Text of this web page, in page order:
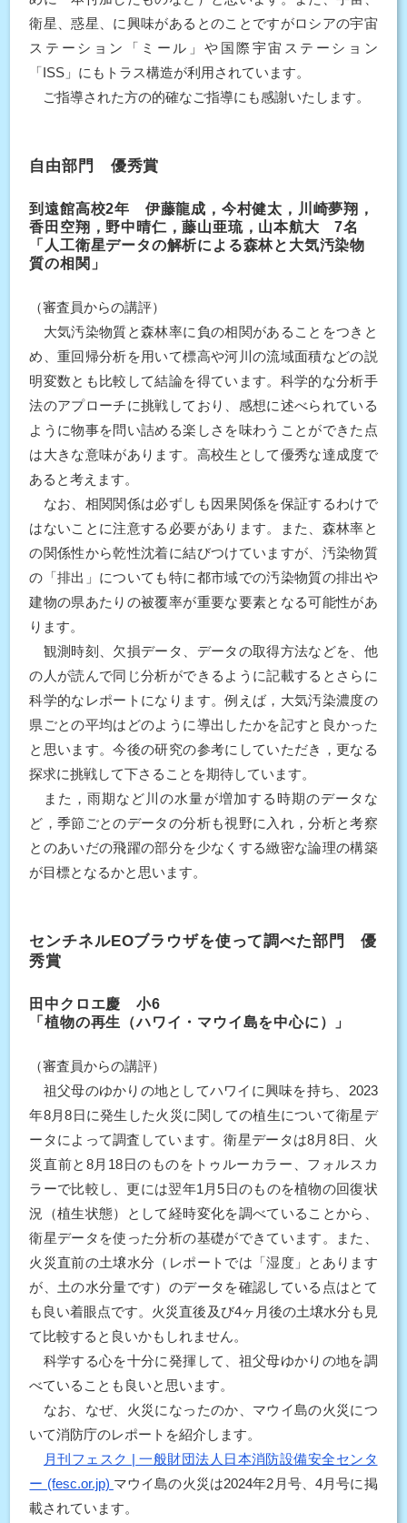
衛星、惑星、に興味があるとのことですがロシアの宇宙
ステーション「ミール」や国際宇宙ステーション
「ISS」にもトラス構造が利用されています。
ご指導された方の的確なご指導にも感謝いたします。
自由部門 優秀賞
到遠館高校2年 伊藤龍成，今村健太，川崎夢翔，
香田空翔，野中晴仁，藤山亜琉，山本航大 7名
「人工衛星データの解析による森林と大気汚染物
質の相関」
（審査員からの講評）
大気汚染物質と森林率に負の相関があることをつきと
め、重回帰分析を用いて標高や河川の流域面積などの説
明変数とも比較して結論を得ています。科学的な分析手
法のアプローチに挑戦しており、感想に述べられている
ように物事を問い詰める楽しさを味わうことができた点
は大きな意味があります。高校生として優秀な達成度で
あると考えます。
なお、相関関係は必ずしも因果関係を保証するわけで
はないことに注意する必要があります。また、森林率と
の関係性から乾性沈着に結びつけていますが、汚染物質
の「排出」についても特に都市域での汚染物質の排出や
建物の県あたりの被覆率が重要な要素となる可能性があ
ります。
観測時刻、欠損データ、データの取得方法などを、他
の人が読んで同じ分析ができるように記載するとさらに
科学的なレポートになります。例えば，大気汚染濃度の
県ごとの平均はどのように導出したかを記すと良かった
と思います。今後の研究の参考にしていただき，更なる
探求に挑戦して下さることを期待しています。
また，雨期など川の水量が増加する時期のデータな
ど，季節ごとのデータの分析も視野に入れ，分析と考察
とのあいだの飛躍の部分を少なくする緻密な論理の構築
が目標となるかと思います。
センチネルEOブラウザを使って調べた部門 優
秀賞
田中クロエ慶 小6
「植物の再生（ハワイ・マウイ島を中心に）」
（審査員からの講評）
祖父母のゆかりの地としてハワイに興味を持ち、2023
年8月8日に発生した火災に関しての植生について衛星デ
ータによって調査しています。衛星データは8月8日、火
災直前と8月18日のものをトゥルーカラー、フォルスカ
ラーで比較し、更には翌年1月5日のものを植物の回復状
況（植生状態）として経時変化を調べていることから、
衛星データを使った分析の基礎ができています。また、
火災直前の土壌水分（レポートでは「湿度」とあります
が、土の水分量です）のデータを確認している点はとて
も良い着眼点です。火災直後及び4ヶ月後の土壌水分も見
て比較すると良いかもしれません。
科学する心を十分に発揮して、祖父母ゆかりの地を調
べていることも良いと思います。
なお、なぜ、火災になったのか、マウイ島の火災につ
いて消防庁のレポートを紹介します。
月刊フェスク | 一般財団法人日本消防設備安全センタ
ー (fesc.or.jp) マウイ島の火災は2024年2月号、4月号に掲
載されています。